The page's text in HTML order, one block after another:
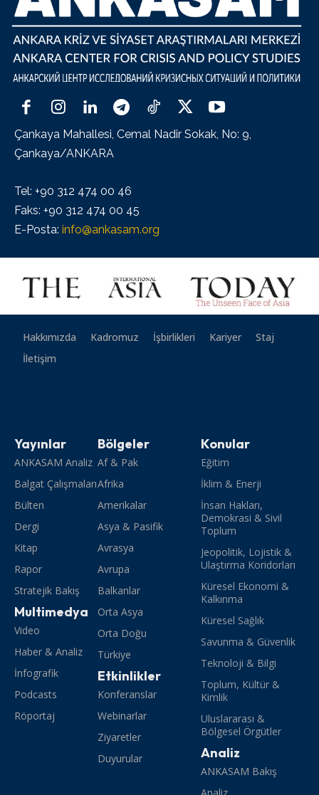
Çankaya Mahallesi, Cemal Nadir Sokak, No: 9,
Çankaya/ANKARA
Tel: +90 312 474 00 46
Faks: +90 312 474 00 45
E-Posta: info@ankasam.org
Hakkımızda Kadromuz İşbirlikleri Kariyer
Staj
İletişim
Yayınlar
ANKASAM Analiz
Balgat Çalışmaları
Bülten
Dergi
Kitap
Rapor
Stratejik Bakış
Multimedya
Video
Haber & Analiz
İnfografik
Podcasts
Röportaj
Bölgeler
Af & Pak
Afrika
Amerikalar
Asya & Pasifik
Avrasya
Avrupa
Balkanlar
Orta Asya
Orta Doğu
Türkiye
Etkinlikler
Konferanslar
Webinarlar
Ziyaretler
Duyurular
Konular
Eğitim
İklim & Enerji
İnsan Hakları,
Demokrasi & Sivil
Toplum
Jeopolitik, Lojistik &
Ulaştırma Koridorları
Küresel Ekonomi &
Kalkınma
Küresel Sağlık
Savunma & Güvenlik
Teknoloji & Bilgi
Toplum, Kültür &
Kimlik
Uluslararası &
Bölgesel Örgütler
Analiz
ANKASAM Bakış
Analiz